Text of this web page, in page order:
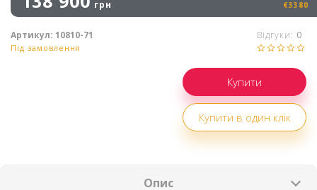
грн
€3380
Під замовлення
Відгуки: 0
Артикул: 10810-71
Купити в один клік
Опис